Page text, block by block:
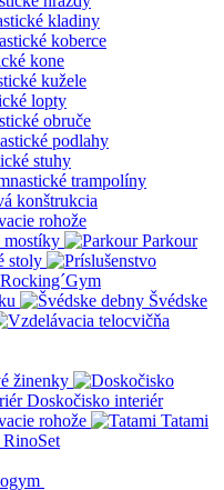
kladiny
koberce
kone
kužele
lopty
obruče
podlahy
stuhy
trampolíny
konštrukcia
rohože
mostíky
Parkour
stoly
Rocking´Gym
Švédske
žinenky
Doskočisko interiér
rohože
Tatami
RinoSet